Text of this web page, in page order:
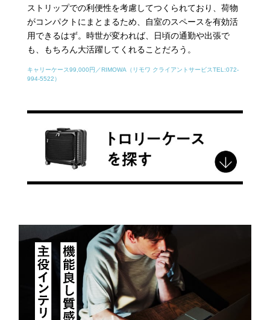
ストリップでの利便性を考慮してつくられており、荷物
がコンパクトにまとまるため、自室のスペースを有効活
用できるはず。時世が変われば、日頃の通勤や出張で
も、もちろん大活躍してくれることだろう。
キャリーケース99,000円／RIMOWA（リモワ クライアントサービスTEL:072-
994-5522）